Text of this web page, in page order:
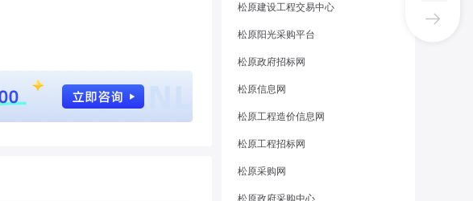
松原建设工程交易中心
松原阳光采购平台
松原政府招标网
松原信息网
松原工程造价信息网
松原工程招标网
松原采购网
松原政府采购中心